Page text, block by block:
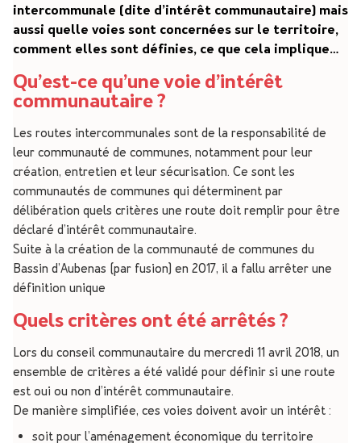
intercommunale (dite d’intérêt communautaire) mais
aussi quelle voies sont concernées sur le territoire,
comment elles sont définies, ce que cela implique…
Qu’est-ce qu’une voie d’intérêt
communautaire ?
Les routes intercommunales sont de la responsabilité de
leur communauté de communes, notamment pour leur
création, entretien et leur sécurisation. Ce sont les
communautés de communes qui déterminent par
délibération quels critères une route doit remplir pour être
déclaré d’intérêt communautaire.
Suite à la création de la communauté de communes du
Bassin d’Aubenas (par fusion) en 2017, il a fallu arrêter une
définition unique
Quels critères ont été arrêtés ?
Lors du conseil communautaire du mercredi 11 avril 2018, un
ensemble de critères a été validé pour définir si une route
est oui ou non d’intérêt communautaire.
De manière simplifiée, ces voies doivent avoir un intérêt :
soit pour l’aménagement économique du territoire